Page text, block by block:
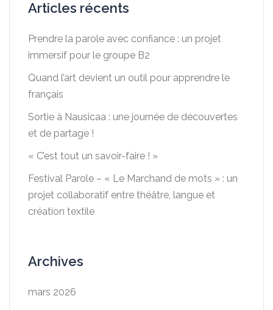
Articles récents
Prendre la parole avec confiance : un projet
immersif pour le groupe B2
Quand l’art devient un outil pour apprendre le
français
Sortie à Nausicaa : une journée de découvertes
et de partage !
« C’est tout un savoir-faire ! »
Festival Parole – « Le Marchand de mots » : un
projet collaboratif entre théâtre, langue et
création textile
Archives
mars 2026